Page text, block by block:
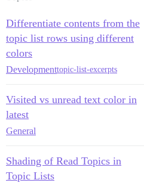
Differentiate contents from the
topic list rows using different
colors
Developmenttopic-list-excerpts
Visited vs unread text color in
latest
General
Shading of Read Topics in
Topic Lists